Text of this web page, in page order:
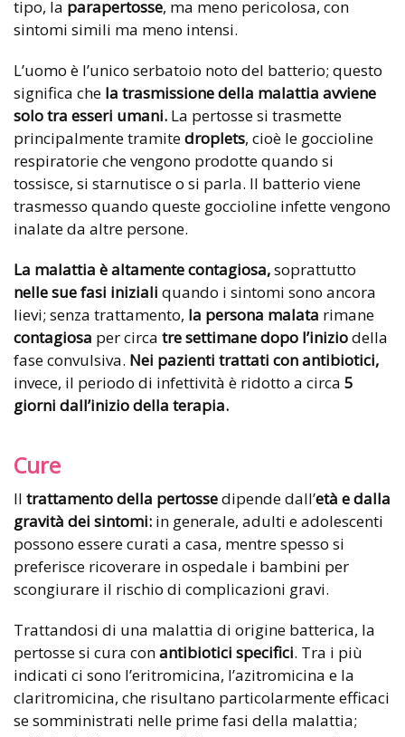
tipo, la parapertosse, ma meno pericolosa, con
sintomi simili ma meno intensi.
L’uomo è l’unico serbatoio noto del batterio; questo
significa che la trasmissione della malattia avviene
solo tra esseri umani. La pertosse si trasmette
principalmente tramitedroplets, cioè le goccioline
respiratorie che vengono prodotte quando si
tossisce, si starnutisce o si parla. Il batterio viene
trasmesso quando queste goccioline infette vengono
inalate da altre persone.
La malattia è altamente contagiosa,soprattutto
nelle sue fasi iniziali quando i sintomi sono ancora
lievi; senza trattamento, la persona malata rimane
contagiosa per circa tre settimane dopo l’iniziodella
fase convulsiva. Nei pazienti trattati con antibiotici,
invece, il periodo di infettività è ridotto a circa 5
giorni dall’inizio della terapia.
Cure
Il trattamento della pertossedipende dall’età e dalla
gravità dei sintomi: in generale, adulti e adolescenti
possono essere curati a casa, mentre spesso si
preferisce ricoverare in ospedale i bambini per
scongiurare il rischio di complicazioni gravi.
Trattandosi di una malattia di origine batterica, la
pertosse si cura conantibiotici specifici. Tra i più
indicati ci sono l’eritromicina, l’azitromicina e la
claritromicina, che risultano particolarmente efficaci
se somministrati nelle prime fasi della malattia;